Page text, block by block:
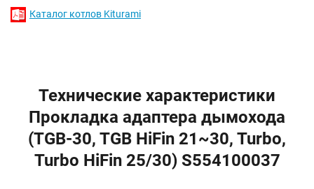
Каталог котлов Kiturami
Технические характеристики
Прокладка адаптера дымохода
(TGB-30, TGB HiFin 21~30, Turbo,
Turbo HiFin 25/30) S554100037